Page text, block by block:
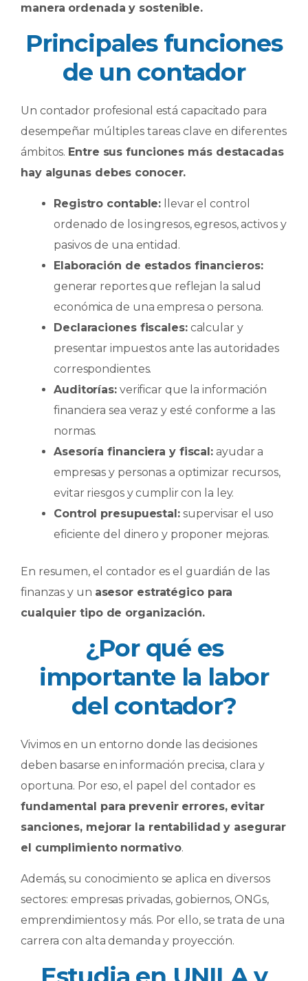
manera ordenada y sostenible.
Principales funciones
de un contador
Un contador profesional está capacitado para
desempeñar múltiples tareas clave en diferentes
ámbitos. Entre sus funciones más destacadas
hay algunas debes conocer.
Registro contable: llevar el control
ordenado de los ingresos, egresos, activos y
pasivos de una entidad.
Elaboración de estados financieros:
generar reportes que reflejan la salud
económica de una empresa o persona.
Declaraciones fiscales:calcular y
presentar impuestos ante las autoridades
correspondientes.
Auditorías:verificar que la información
financiera sea veraz y esté conforme a las
normas.
Asesoría financiera y fiscal: ayudar a
empresas y personas a optimizar recursos,
evitar riesgos y cumplir con la ley.
Control presupuestal:supervisar el uso
eficiente del dinero y proponer mejoras.
En resumen, el contador es el guardián de las
finanzas y un asesor estratégico para
cualquier tipo de organización.
¿Por qué es
importante la labor
del contador?
Vivimos en un entorno donde las decisiones
deben basarse en información precisa, clara y
oportuna. Por eso, el papel del contador es
fundamental para prevenir errores, evitar
sanciones, mejorar la rentabilidad y asegurar
el cumplimiento normativo.
Además, su conocimiento se aplica en diversos
sectores: empresas privadas, gobiernos, ONGs,
emprendimientos y más. Por ello, se trata de una
carrera con alta demanda y proyección.